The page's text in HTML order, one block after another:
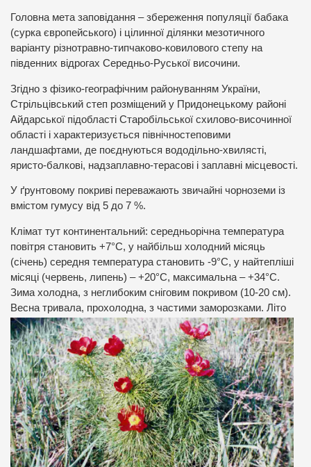
Головна мета заповідання – збереження популяції бабака
(сурка європейського) і цілинної ділянки мезотичного
варіанту різнотравно-типчаково-ковилового степу на
південних відрогах Середньо-Руської височини.
Згідно з фізико-географічним районуванням України,
Стрільцівський степ розміщений у Придонецькому районі
Айдарської підобласті Старобільської схилово-височинної
області і характеризується північностеповими
ландшафтами, де поєднуються вододільно-хвилясті,
яристо-балкові, надзаплавно-терасові і заплавні місцевості.
У ґрунтовому покриві переважають звичайні чорноземи із
вмістом гумусу від 5 до 7 %.
Клімат тут континентальний: середньорічна температура
повітря становить +7°С, у найбільш холодний місяць
(січень) середня температура становить -9°С, у найтепліші
місяці (червень, липень) – +20°С, максимальна – +34°С.
Зима холодна, з неглибоким сніговим покривом (10-20 см).
Весна тривала, прохолодна, з частими заморозками. Літо